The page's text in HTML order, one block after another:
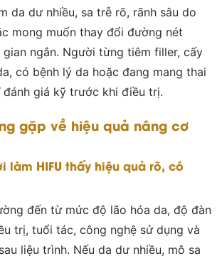
da dư nhiều, sa trễ rõ, rãnh sâu do
mong muốn thay đổi đường nét
ngắn. Người từng tiêm filler, cấy
có bệnh lý da hoặc đang mang thai
giá kỹ trước khi điều trị.
gặp về hiệu quả nâng cơ
làm HIFU thấy hiệu quả rõ, có
đến từ mức độ lão hóa da, độ đàn
trị, tuổi tác, công nghệ sử dụng và
liệu trình. Nếu da dư nhiều, mô sa